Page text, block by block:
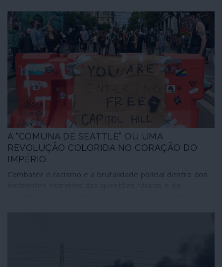
A “COMUNA DE SEATTLE” OU UMA
REVOLUÇÃO COLORIDA NO CORAÇÃO DO
IMPÉRIO
Combater o racismo e a brutalidade policial dentro dos